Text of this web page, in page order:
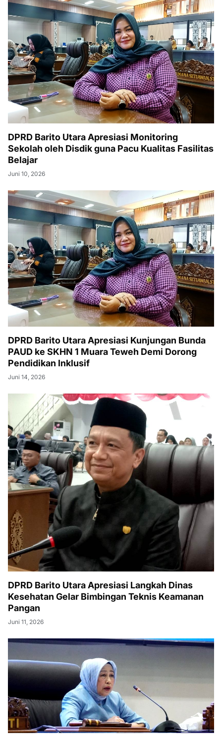
DPRD Barito Utara Apresiasi Monitoring
Sekolah oleh Disdik guna Pacu Kualitas Fasilitas
Belajar
Juni 10, 2026
DPRD Barito Utara Apresiasi Kunjungan Bunda
PAUD ke SKHN 1 Muara Teweh Demi Dorong
Pendidikan Inklusif
Juni 14, 2026
DPRD Barito Utara Apresiasi Langkah Dinas
Kesehatan Gelar Bimbingan Teknis Keamanan
Pangan
Juni 11, 2026